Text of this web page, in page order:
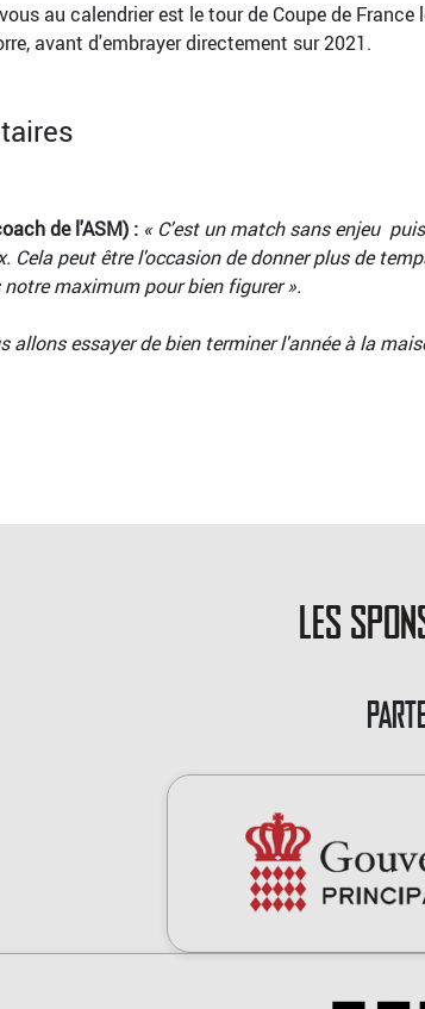
au calendrier est le tour de Coupe de
avant d'embrayer directement sur 2021.
de l'ASM) : « C'est un match sans enjeu
Cela peut être l'occasion de donner plus de
notre maximum pour bien figurer ».
allons essayer de bien terminer l'année à la
les